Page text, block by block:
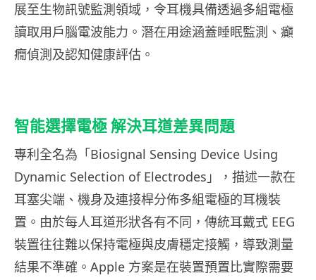
展至生物訊號監測領域，令耳機具備透過多組電極
讀取用戶腦電波能力。潛在用途涵蓋睡眠監測、癲
癇偵測及認知健康評估。
智能選擇電極 解決耳道差異問題
專利全名為「Biosignal Sensing Device Using
Dynamic Selection of Electrodes」，描述一款在
耳塞尖端、機身及連接桿分佈多組電極的耳機裝
置。由於每人耳道形狀各有不同，傳統耳戴式 EEG
裝置往往難以保持電極與皮膚穩定接觸，導致測量
結果不準確。Apple 方案是在裝置預置比實際需要